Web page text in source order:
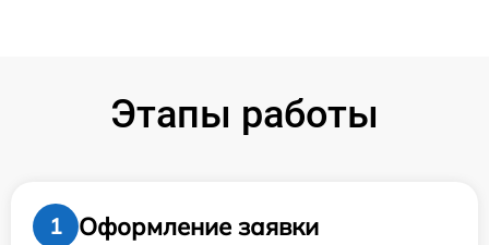
Этапы работы
1
Оформление заявки